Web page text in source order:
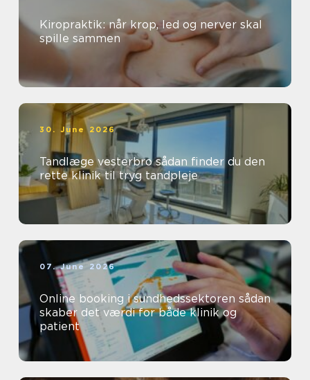
Kiropraktik: når krop, led og nerver skal
spille sammen
30. June 2026
Tandlæge vesterbro sådan finder du den
rette klinik til tryg tandpleje
07. June 2026
Online booking i sundhedssektoren sådan
skaber det værdi for både klinik og
patient